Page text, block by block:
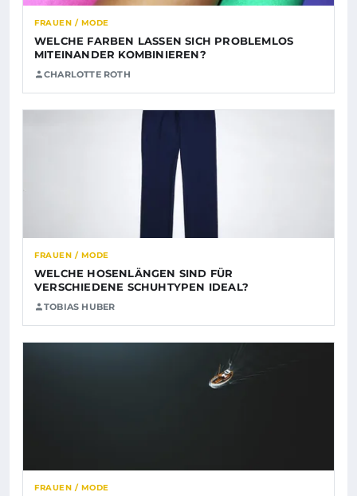
FRAUEN / MODE
WELCHE FARBEN LASSEN SICH PROBLEMLOS
MITEINANDER KOMBINIEREN?
CHARLOTTE ROTH
FRAUEN / MODE
WELCHE HOSENLÄNGEN SIND FÜR
VERSCHIEDENE SCHUHTYPEN IDEAL?
TOBIAS HUBER
FRAUEN / MODE